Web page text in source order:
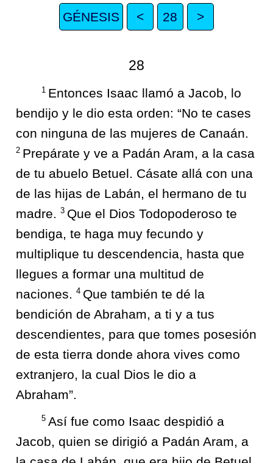
GÉNESIS < 28 >
28
1 Entonces Isaac llamó a Jacob, lo
bendijo y le dio esta orden: “No te cases
con ninguna de las mujeres de Canaán.
2 Prepárate y ve a Padán Aram, a la casa
de tu abuelo Betuel. Cásate allá con una
de las hijas de Labán, el hermano de tu
madre. 3 Que el Dios Todopoderoso te
bendiga, te haga muy fecundo y
multiplique tu descendencia, hasta que
llegues a formar una multitud de
naciones. 4 Que también te dé la
bendición de Abraham, a ti y a tus
descendientes, para que tomes posesión
de esta tierra donde ahora vives como
extranjero, la cual Dios le dio a
Abraham”.
5 Así fue como Isaac despidió a
Jacob, quien se dirigió a Padán Aram, a